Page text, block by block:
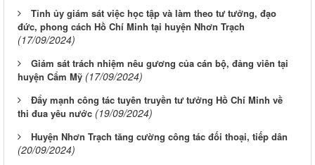
Tỉnh ủy giám sát việc học tập và làm theo tư tưởng, đạo
đức, phong cách Hồ Chí Minh tại huyện Nhơn Trạch
(17/09/2024)
Giám sát trách nhiệm nêu gương của cán bộ, đảng viên tại
huyện Cẩm Mỹ (17/09/2024)
Đẩy mạnh công tác tuyên truyền tư tưởng Hồ Chí Minh về
thi đua yêu nước (19/09/2024)
Huyện Nhơn Trạch tăng cường công tác đối thoại, tiếp dân
(20/09/2024)